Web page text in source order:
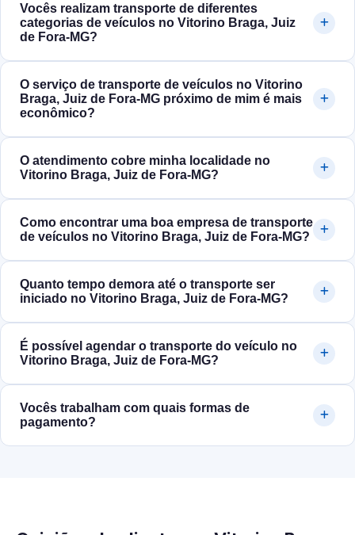
Vocês realizam transporte de diferentes
categorias de veículos no Vitorino Braga, Juiz
de Fora‑MG?
O serviço de transporte de veículos no Vitorino
Braga, Juiz de Fora‑MG próximo de mim é mais
econômico?
O atendimento cobre minha localidade no
Vitorino Braga, Juiz de Fora‑MG?
Como encontrar uma boa empresa de transporte
de veículos no Vitorino Braga, Juiz de Fora‑MG?
Quanto tempo demora até o transporte ser
iniciado no Vitorino Braga, Juiz de Fora‑MG?
É possível agendar o transporte do veículo no
Vitorino Braga, Juiz de Fora‑MG?
Vocês trabalham com quais formas de
pagamento?